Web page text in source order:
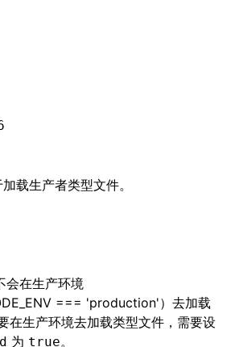
载生产者类型文件。
会在生产环境
=== 'production'）去加载
在生产环境去加载类型文件，需要设
为 true。